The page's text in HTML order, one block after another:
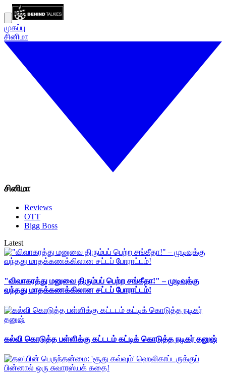
முகப்பு
சினிமா
சினிமா
Reviews
OTT
Bigg Boss
Latest
"விவாகரத்து மனுவை திரும்பப் பெற்ற சங்கீதா!" – முடிவுக்கு
வந்தது மாதக்கணக்கிலான சட்டப் போராட்டம்!
கல்வி கொடுத்த பள்ளிக்கு கட்டடம் கட்டிக் கொடுத்த நடிகர் தனுஷ்